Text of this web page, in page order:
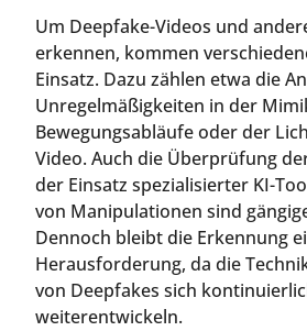
Um Deepfake-Videos und
erkennen, kommen
Einsatz. Dazu zählen etwa die
Unregelmäßigkeiten in der
Bewegungsabläufe oder der
Video. Auch die Überprüfung
der Einsatz spezialisierter KI-
von Manipulationen sind
Dennoch bleibt die Erkennung
Herausforderung, da die
von Deepfakes sich
weiterentwickeln.